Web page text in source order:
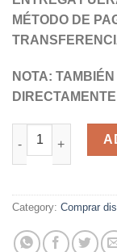
MÉTODO DE
NOTA:
Impresora de
Category: Comprar